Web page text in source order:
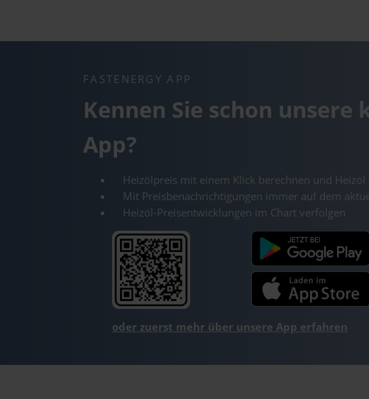
FASTENERGY APP
Kennen Sie schon unsere
App?
Heizölpreis mit einem Klick berechnen und
Mit Preisbenachrichtigungen immer auf dem
Heizöl-Preisentwicklungen im Chart verfolgen
oder zuerst mehr über unsere App erfahren